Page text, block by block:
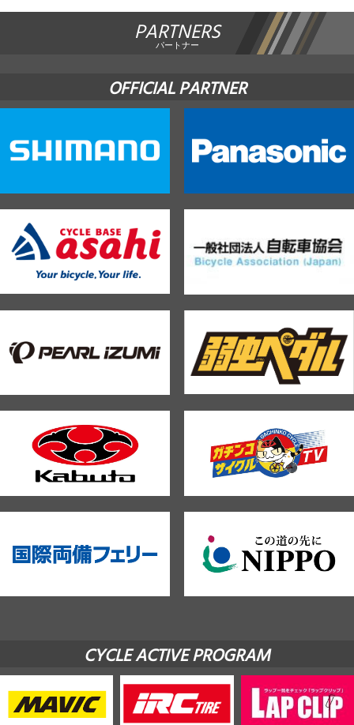
PARTNERS
パートナー
OFFICIAL PARTNER
CYCLE ACTIVE PROGRAM